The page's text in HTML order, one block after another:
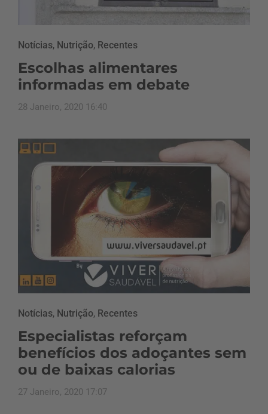
Notícias, Nutrição, Recentes
Escolhas alimentares
informadas em debate
28 Janeiro, 2020 16:40
Notícias, Nutrição, Recentes
Especialistas reforçam
benefícios dos adoçantes sem
ou de baixas calorias
27 Janeiro, 2020 17:07